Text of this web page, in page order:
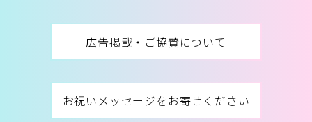
広告掲載・ご協賛について
お祝いメッセージをお寄せください